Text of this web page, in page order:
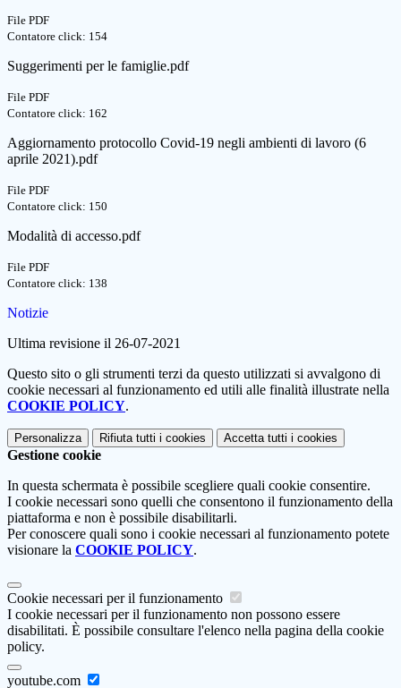
File PDF
Contatore click: 154
Suggerimenti per le famiglie.pdf
File PDF
Contatore click: 162
Aggiornamento protocollo Covid-19 negli ambienti di lavoro (6
aprile 2021).pdf
File PDF
Contatore click: 150
Modalità di accesso.pdf
File PDF
Contatore click: 138
Notizie
Ultima revisione il 26-07-2021
Questo sito o gli strumenti terzi da questo utilizzati si avvalgono di
cookie necessari al funzionamento ed utili alle finalità illustrate nella
COOKIE POLICY.
Personalizza Rifiuta tutti i cookies Accetta tutti i cookies
Gestione cookie
In questa schermata è possibile scegliere quali cookie consentire.
I cookie necessari sono quelli che consentono il funzionamento della
piattaforma e non è possibile disabilitarli.
Per conoscere quali sono i cookie necessari al funzionamento potete
visionare la COOKIE POLICY.
Cookie necessari per il funzionamento
I cookie necessari per il funzionamento non possono essere
disabilitati. È possibile consultare l'elenco nella pagina della cookie
policy.
youtube.com